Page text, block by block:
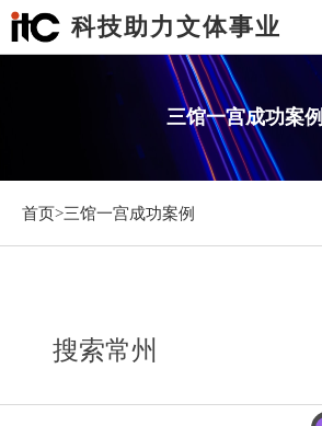
科技助力文体事业
三馆一宫成功案例
首页>三馆一宫成功案例
搜索常州